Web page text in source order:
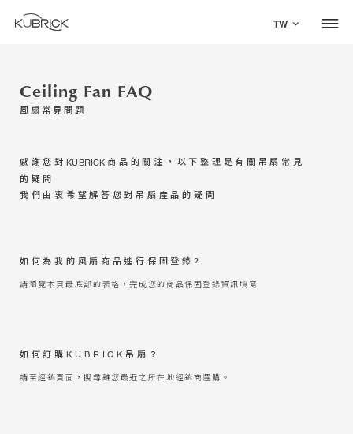
TW
Global Site
Ceiling Fan FAQ
風扇常見問題
感謝您對 KUBRICK 商品的關注，以下整理是有關吊扇常見
的疑問
我們由衷希望解答您對吊扇產品的疑問
如何為我的風扇商品進行保固登錄?
請瀏覽本頁最底部的表格，完成您的商品保固登錄資訊填寫
如何訂購KUBRICK吊扇？
請至經銷頁面，搜尋離您最近之所在地經銷商選購。